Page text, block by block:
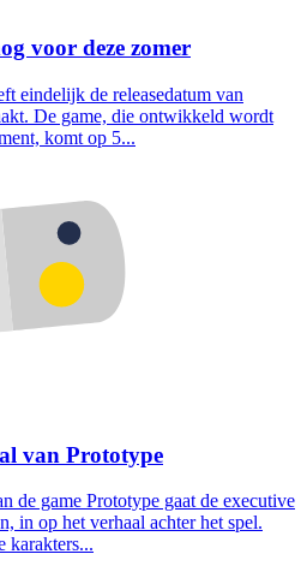
voor deze zomer
eindelijk de releasedatum van
De game, die ontwikkeld wordt
komt op 5...
van Prototype
de game Prototype gaat de executive
in op het verhaal achter het spel.
karakters...